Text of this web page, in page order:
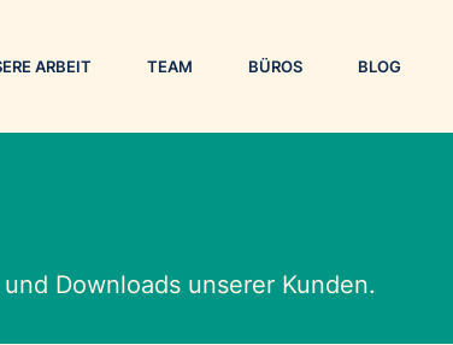
ARBEIT TEAM BÜROS BLOG
Downloads unserer Kunden.